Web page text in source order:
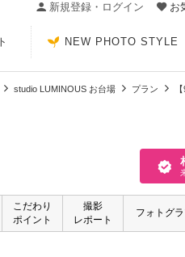
新規登録・ログイン
お
NEW PHOTO STYLE
studio LUMINOUS お台場 プラン
こだわり
ポイント
撮影
レポート
フォトグ